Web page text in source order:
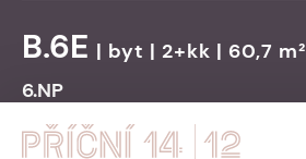
B.6E | byt | 2+kk | 60,7 m²
6.NP
Balkon/Terasa: / - / -
Cena vč. DPH:
9 890 000